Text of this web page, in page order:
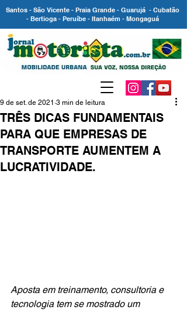
Santos - São Vicente - Praia Grande - Guarujá - Cubatão
- Bertioga - Peruíbe - Itanhaém - Mongaguá
TRÊS DICAS FUNDAMENTAIS
PARA QUE EMPRESAS DE
TRANSPORTE AUMENTEM A
LUCRATIVIDADE.
9 de set. de 2021 3 min de leitura
Aposta em treinamento, consultoria e
tecnologia tem se mostrado um